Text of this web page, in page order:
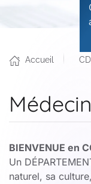
Accueil CDI
BIENVENUE en
Un
naturel, sa